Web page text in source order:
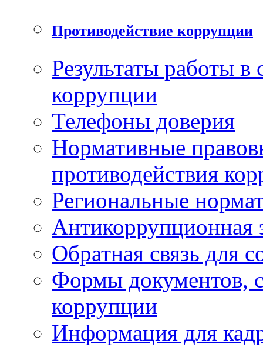
Противодействие коррупции
Результаты работы в
коррупции
Телефоны доверия
Нормативные
противодействия
Региональные
Антикоррупционная
Обратная связь для
Формы документов,
коррупции
Информация для